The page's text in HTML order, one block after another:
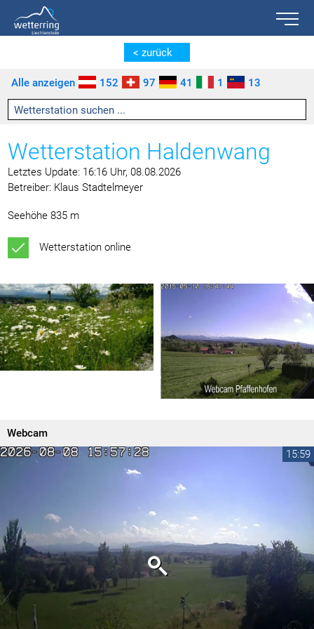
Zum Inhalt springen [AK + 0]
Zum linken senkrechten Seitenmenü springen [AK + 1]
Zum rechten senkrechten Seitenmenü springen [AK + 2]
Zu den Inhalten im Fußbereich springen [AK + 3]
Toggle
< zurück
Alle anzeigen 152 97 41 1 13
Wetterstation Haldenwang
Letztes Update: 16:16 Uhr, 08.08.2026
Betreiber: Klaus Stadtelmeyer
Seehöhe 835 m
Wetterstation online
Webcam
15:59